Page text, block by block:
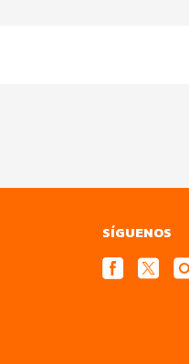
SÍGUENOS